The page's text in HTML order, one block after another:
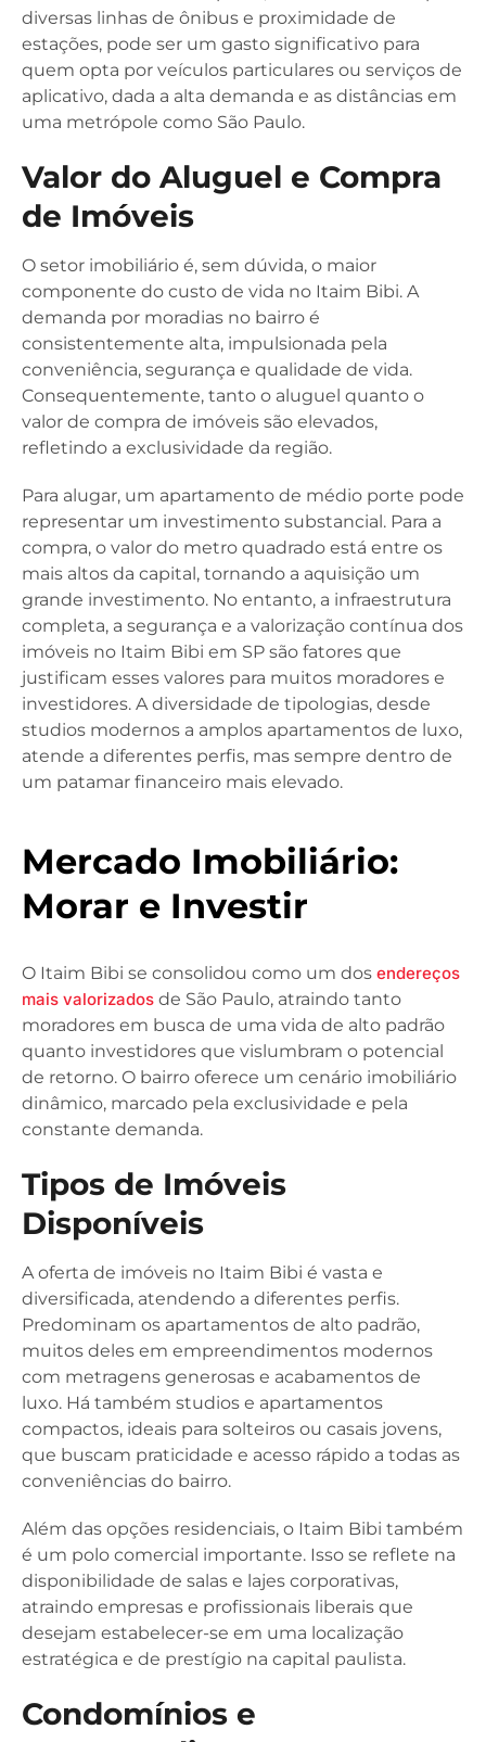
diversas linhas de ônibus e proximidade de
estações, pode ser um gasto significativo para
quem opta por veículos particulares ou serviços de
aplicativo, dada a alta demanda e as distâncias em
uma metrópole como São Paulo.
Valor do Aluguel e Compra
de Imóveis
O setor imobiliário é, sem dúvida, o maior
componente do custo de vida no Itaim Bibi. A
demanda por moradias no bairro é
consistentemente alta, impulsionada pela
conveniência, segurança e qualidade de vida.
Consequentemente, tanto o aluguel quanto o
valor de compra de imóveis são elevados,
refletindo a exclusividade da região.
Para alugar, um apartamento de médio porte pode
representar um investimento substancial. Para a
compra, o valor do metro quadrado está entre os
mais altos da capital, tornando a aquisição um
grande investimento. No entanto, a infraestrutura
completa, a segurança e a valorização contínua dos
imóveis no Itaim Bibi em SP são fatores que
justificam esses valores para muitos moradores e
investidores. A diversidade de tipologias, desde
studios modernos a amplos apartamentos de luxo,
atende a diferentes perfis, mas sempre dentro de
um patamar financeiro mais elevado.
Mercado Imobiliário:
Morar e Investir
O Itaim Bibi se consolidou como um dos endereços
mais valorizados de São Paulo, atraindo tanto
moradores em busca de uma vida de alto padrão
quanto investidores que vislumbram o potencial
de retorno. O bairro oferece um cenário imobiliário
dinâmico, marcado pela exclusividade e pela
constante demanda.
Tipos de Imóveis
Disponíveis
A oferta de imóveis no Itaim Bibi é vasta e
diversificada, atendendo a diferentes perfis.
Predominam os apartamentos de alto padrão,
muitos deles em empreendimentos modernos
com metragens generosas e acabamentos de
luxo. Há também studios e apartamentos
compactos, ideais para solteiros ou casais jovens,
que buscam praticidade e acesso rápido a todas as
conveniências do bairro.
Além das opções residenciais, o Itaim Bibi também
é um polo comercial importante. Isso se reflete na
disponibilidade de salas e lajes corporativas,
atraindo empresas e profissionais liberais que
desejam estabelecer-se em uma localização
estratégica e de prestígio na capital paulista.
Condomínios e